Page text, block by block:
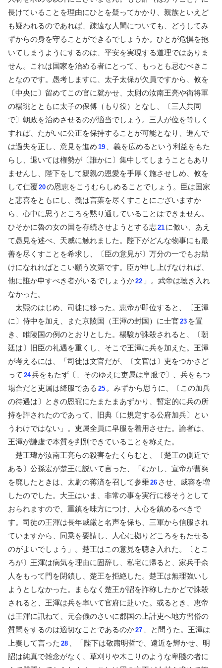
長けていることを理由にひとを疑ってかかり、親族といえど
も疑われるのであれば、疎遠な人間についても、どうしてみ
ずからの身を守ることができるでしょうか。ひとが危惧を抱
いてしまうようにするのは、平安を実現する道理ではありま
せん。これは国家を治める者にとって、もっとも忌むべきこ
となのです。愚考しますに、太子太保が欠員ですから、攸を
〔中央に〕留めてこの官に就かせ、太尉の汝南王亮や衛将軍
の楊珧とともに太子の保傅（もり役）となし、〔三人共同
で〕朝政を治めさせるのが適当でしょう。三人が位を等しく
すれば、たがいに公正を保持することが可能となり、進んで
は過失を正し、意見を進め 19 、義を広めるという利益をもた
らし、退いては権勢が〔誰かに〕集中してしまうこともあり
ませんし、陛下をして親親の恩愛を手厚く施させしめ、攸を
して仁覆20の恩恵をこうむらしめることでしょう。臣は国家
と悲喜をともにし、義は言葉を尽くすことにございますか
ら、心中に思うところを黙り通していることはできません。
ひそかに魯の女の国を存続させようとする志21 に倣い、あえ
て愚見を述べ、天威に触れました。陛下がどんな物事にも最
善を尽くすことを希求し、〔臣の意見が〕万分の一でもお助
けになれればとこい願う次第です。臣が申し上げなければ、
他に誰か申すべき者がいるでしょうか22 」。武帝は聴き入れ
なかった。
太煕のはじめ、司徒に移った。恵帝が即位すると、〔王渾
に〕侍中を加え、また京陵国（王渾の封国）に士官 23 を置
き、睢陵国の例のとおりとした。楊駿が誅殺されると、〔朝
廷は〕旧臣の礼遇を重くし、そこで王渾に兵を加えた。王渾
が考えるには、「司徒は文官だが、〔文官は〕吏をつかさど
って 24兵をもたず〔、そのゆえに吏属は皁服で〕、兵をもつ
場合だと吏属は絳服である 25 。みずから思うに、〔この加兵
の待遇は〕ときの恩寵にたまたまあずかり、暫定的に兵の所
持を許されたのであって、旧典〔に規定する公府加兵〕とい
うわけではない」。吏属全員に皁服を着用させた。論者は、
王渾が謙虚で本質を判別できていることを称えた。
楚王瑋が汝南王亮らの殺害をたくらむと、〔楚王の側近で
ある〕公孫宏が楚王に説いて言った、「むかし、宣帝が曹爽
を廃したときは、太尉の蒋済を召して参乗26 させ、威容を増
したのでした。大王はいま、非常の事を実行に移そうとして
おられますので、重鎮を味方につけ、人心を鎮めるべきで
す。司徒の王渾は長年威厳と名声を保ち、三軍から信服され
ていますから、同乗を要請し、人心に拠りどころをもたせる
のがよいでしょう」。楚王はこの意見を聴き入れた。〔とこ
ろが〕王渾は病気を理由に固辞し、私宅に帰ると、家兵千余
人をもって門を閉鎖し、楚王を拒絶した。楚王は無理強いし
ようとしなかった。まもなく楚王が詔を詐称したかどで誅殺
されると、王渾は兵を率いて官府に赴いた。或るとき、恵帝
は王渾に訊ねて、元会儀のさいに郡国の上計吏へ地方習俗の
質問をするのは適切なことであるのか27 、と問うた。王渾は
上奏して言った 28 、「陛下は敬粛明哲で、遠近を輝かせ、明
詔は純真で雑念がなく、草刈りや木こりのような卑賤の者に